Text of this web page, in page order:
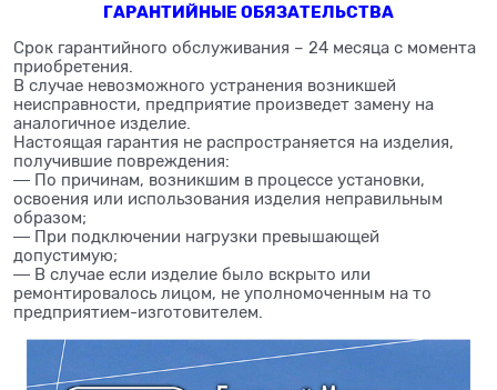
ГАРАНТИЙНЫЕ ОБЯЗАТЕЛЬСТВА
Срок гарантийного обслуживания – 24 месяца с момента
приобретения.
В случае невозможного устранения возникшей
неисправности, предприятие произведет замену на
аналогичное изделие.
Настоящая гарантия не распространяется на изделия,
получившие повреждения:
― По причинам, возникшим в процессе установки,
освоения или использования изделия неправильным
образом;
― При подключении нагрузки превышающей
допустимую;
― В случае если изделие было вскрыто или
ремонтировалось лицом, не уполномоченным на то
предприятием-изготовителем.